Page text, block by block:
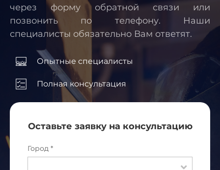
через форму обратной связи или
позвонить по телефону. Наши
специалисты обязательно Вам ответят.
Опытные специалисты
Полная консультация
Оставьте заявку на консультацию
Город *